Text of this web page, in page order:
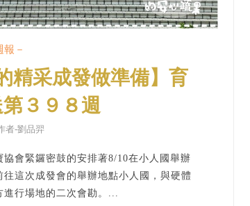
報－
精采成發做準備】育
３９８週
者-劉品羿
會緊鑼密鼓的安排著8/10在小人國舉辦
這次成發會的舉辦地點小人國，與硬體
進行場地的二次會勘。...